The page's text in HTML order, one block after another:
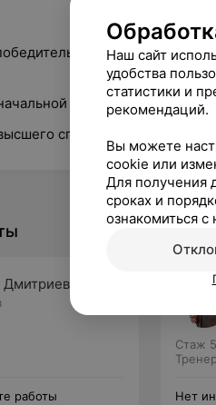
и призер
подготовки.
спортивного
Дмитриев
работы
Стаж
Нет
Наш сайт
удобства
статистики и
рекомендаций.
Вы можете
cookie или
Для получения
сроках и
ознакомиться с